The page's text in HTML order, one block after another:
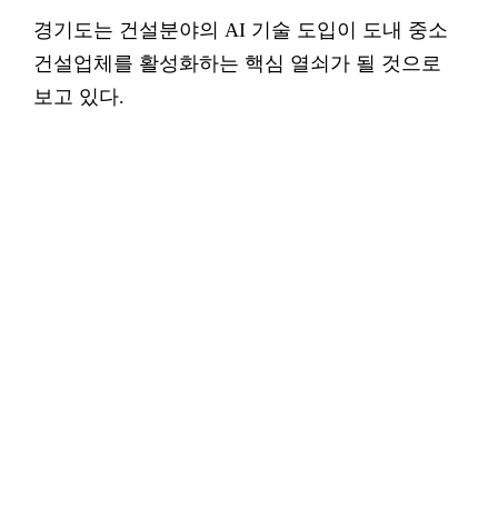
경기도는 건설분야의 AI 기술 도입이 도내 중소
건설업체를 활성화하는 핵심 열쇠가 될 것으로
보고 있다.